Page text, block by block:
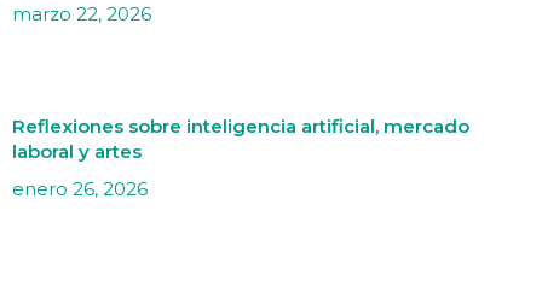
marzo 22, 2026
Reflexiones sobre inteligencia artificial, mercado
laboral y artes
enero 26, 2026